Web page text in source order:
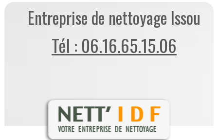
Entreprise de nettoyage Issou
Tél : 06.16.65.15.06